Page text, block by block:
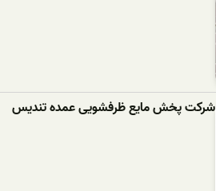
شرکت پخش مایع ظرفشویی عمده تندیس